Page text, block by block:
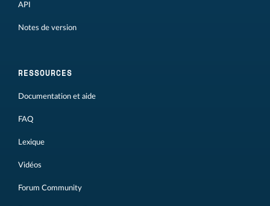
API
Notes de version
RESSOURCES
Documentation et aide
FAQ
Lexique
Vidéos
Forum Community